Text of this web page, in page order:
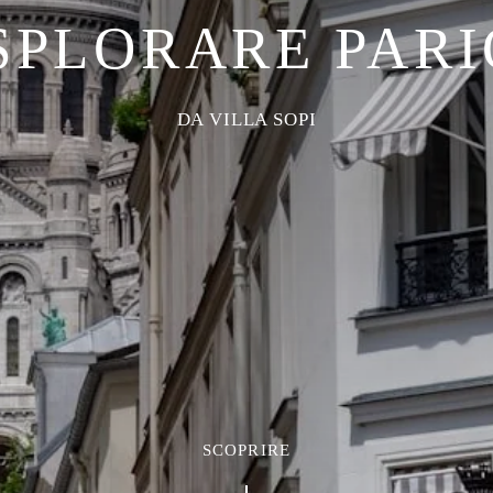
DA VILLA SOPI
SCOPRIRE